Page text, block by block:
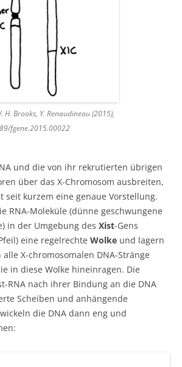
H. Brooks, Y. Renaudineau (2015),
fgene.2015.00022
und die von ihr rekrutierten übrigen
über das X-Chromosom ausbreiten,
seit kurzem eine genaue Vorstellung.
RNA-Moleküle (dünne geschwungene
in der Umgebung des Xist-Gens
eine regelrechte Wolke und lagern
X-chromosomalen DNA-Stränge
in diese Wolke hineinragen. Die
RNA nach ihrer Bindung an die DNA
Scheiben und anhängende
die DNA dann eng und